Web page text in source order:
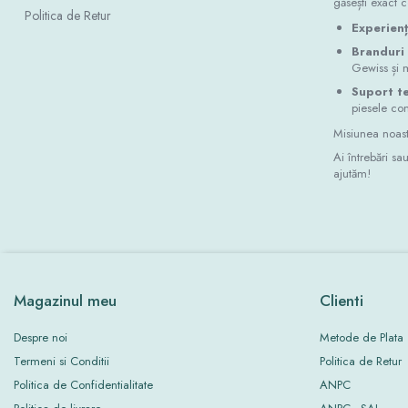
Industrial
Organizare santier
Thorn ECO
Gewiss și
Suport
piesele
Misiunea
Ai întrebări
ajutăm!
Politica de Retur
Magazinul meu
Despre noi
Termeni si Conditii
Politica de Confidentialitate
Clienti
Metode de Plata
Politica de Retur
ANPC